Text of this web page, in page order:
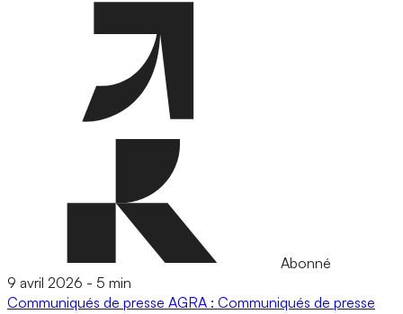
Abonné
9 avril 2026 - 5 min
Communiqués de presse AGRA : Communiqués de presse